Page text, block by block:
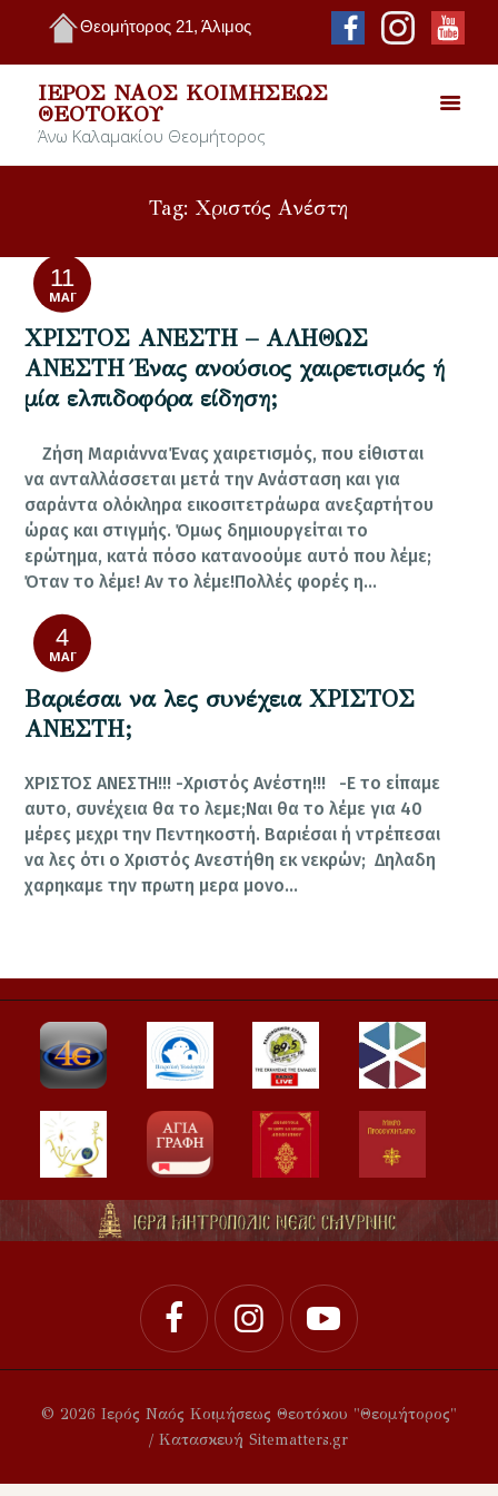
Θεομήτορος 21, Άλιμος
ΙΕΡΌΣ ΝΑΌΣ ΚΟΙΜΉΣΕΩΣ
ΘΕΟΤΌΚΟΥ
Άνω Καλαμακίου Θεομήτορος
Tag: Χριστός Ανέστη
11
ΜΆΙ
ΧΡΙΣΤΟΣ ΑΝΕΣΤΗ – ΑΛΗΘΩΣ
ΑΝΕΣΤΗ Ένας ανούσιος χαιρετισμός ή
μία ελπιδοφόρα είδηση;
Ζήση ΜαριάνναΈνας χαιρετισμός, που είθισται
να ανταλλάσσεται μετά την Ανάσταση και για
σαράντα ολόκληρα εικοσιτετράωρα ανεξαρτήτου
ώρας και στιγμής. Όμως δημιουργείται το
ερώτημα, κατά πόσο κατανοούμε αυτό που λέμε;
Όταν το λέμε! Αν το λέμε!Πολλές φορές η…
4
ΜΆΙ
Βαριέσαι να λες συνέχεια ΧΡΙΣΤΟΣ
ΑΝΕΣΤΗ;
ΧΡΙΣΤΟΣ ΑΝΕΣΤΗ!!! -Χριστός Ανέστη!!! -Ε το είπαμε
αυτο, συνέχεια θα το λεμε;Ναι θα το λέμε για 40
μέρες μεχρι την Πεντηκοστή. Βαριέσαι ή ντρέπεσαι
να λες ότι ο Χριστός Ανεστήθη εκ νεκρών; Δηλαδη
χαρηκαμε την πρωτη μερα μονο…
© 2026 Ιερός Ναός Κοιμήσεως Θεοτόκου "Θεομήτορος"
/ Κατασκευή Sitematters.gr